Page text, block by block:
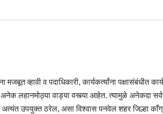
व्हावी व पदाधिकारी, कार्यकर्त्यांना पक्षासंबंधीत
वाड्या वस्त्या आहेत. त्यामुळे अनेकदा
अत्यंत उपयुक्त ठरेल, असा विश्वास पनवेल शहर